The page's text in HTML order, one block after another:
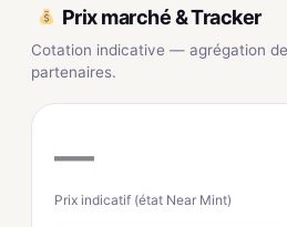
Prix marché & Tracker
Cotation indicative — agrégation
partenaires.
—
Prix indicatif (état Near Mint)